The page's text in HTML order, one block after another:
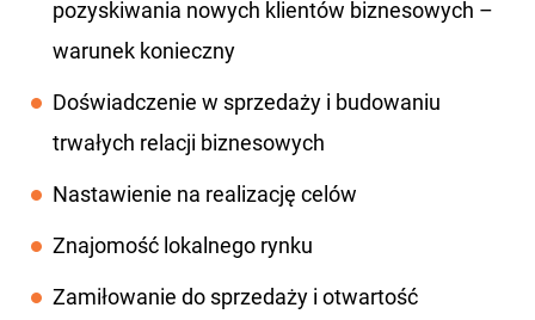
pozyskiwania nowych klientów biznesowych –
warunek konieczny
Doświadczenie w sprzedaży i budowaniu
trwałych relacji biznesowych
Nastawienie na realizację celów
Znajomość lokalnego rynku
Zamiłowanie do sprzedaży i otwartość